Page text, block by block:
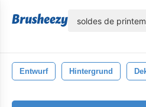
Entwurf Hintergrund